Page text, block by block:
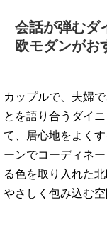
会話が弾むダ
欧モダンがお
カップルで、夫婦
とを語り合うダイ
て、居心地をよく
ーンでコーディネ
る色を取り入れた
やさしく包み込む